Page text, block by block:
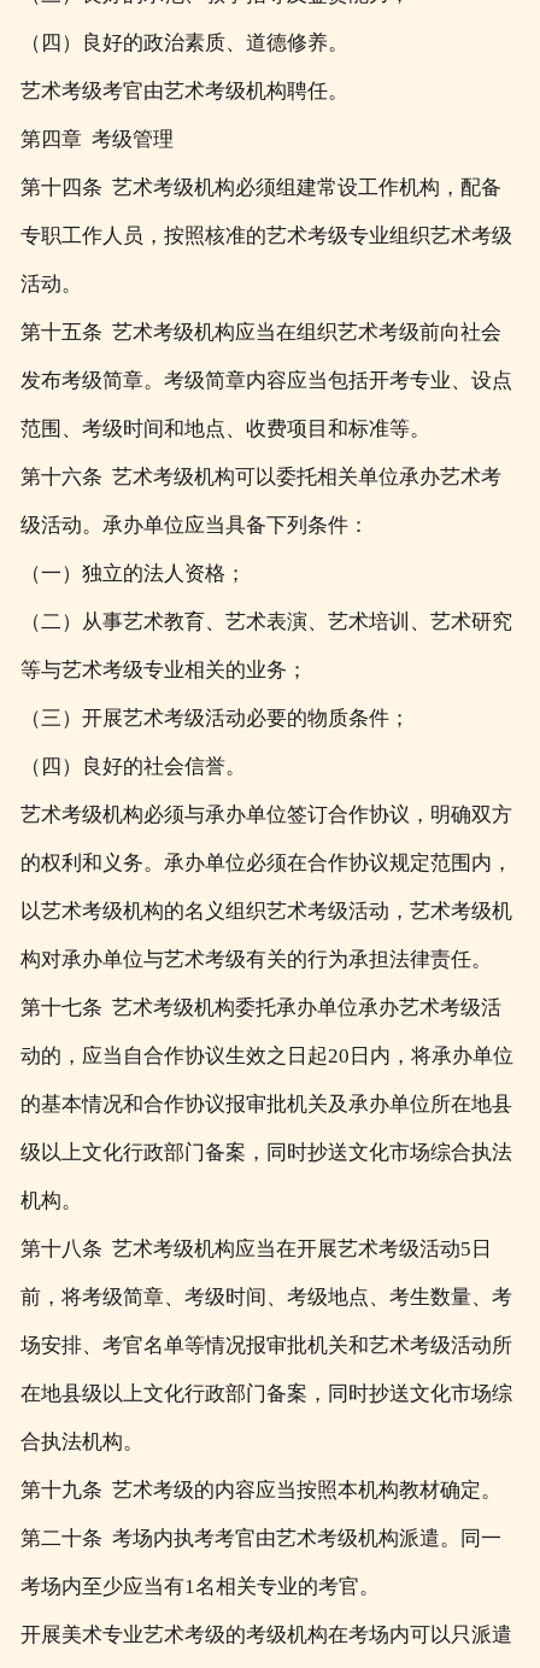
（四）良好的政治素质、道德修养。
艺术考级考官由艺术考级机构聘任。
第四章 考级管理
第十四条 艺术考级机构必须组建常设工作机构，配备
专职工作人员，按照核准的艺术考级专业组织艺术考级
活动。
第十五条 艺术考级机构应当在组织艺术考级前向社会
发布考级简章。考级简章内容应当包括开考专业、设点
范围、考级时间和地点、收费项目和标准等。
第十六条 艺术考级机构可以委托相关单位承办艺术考
级活动。承办单位应当具备下列条件：
（一）独立的法人资格；
（二）从事艺术教育、艺术表演、艺术培训、艺术研究
等与艺术考级专业相关的业务；
（三）开展艺术考级活动必要的物质条件；
（四）良好的社会信誉。
艺术考级机构必须与承办单位签订合作协议，明确双方
的权利和义务。承办单位必须在合作协议规定范围内，
以艺术考级机构的名义组织艺术考级活动，艺术考级机
构对承办单位与艺术考级有关的行为承担法律责任。
第十七条 艺术考级机构委托承办单位承办艺术考级活
动的，应当自合作协议生效之日起20日内，将承办单位
的基本情况和合作协议报审批机关及承办单位所在地县
级以上文化行政部门备案，同时抄送文化市场综合执法
机构。
第十八条 艺术考级机构应当在开展艺术考级活动5日
前，将考级简章、考级时间、考级地点、考生数量、考
场安排、考官名单等情况报审批机关和艺术考级活动所
在地县级以上文化行政部门备案，同时抄送文化市场综
合执法机构。
第十九条 艺术考级的内容应当按照本机构教材确定。
第二十条 考场内执考考官由艺术考级机构派遣。同一
考场内至少应当有1名相关专业的考官。
开展美术专业艺术考级的考级机构在考场内可以只派遣